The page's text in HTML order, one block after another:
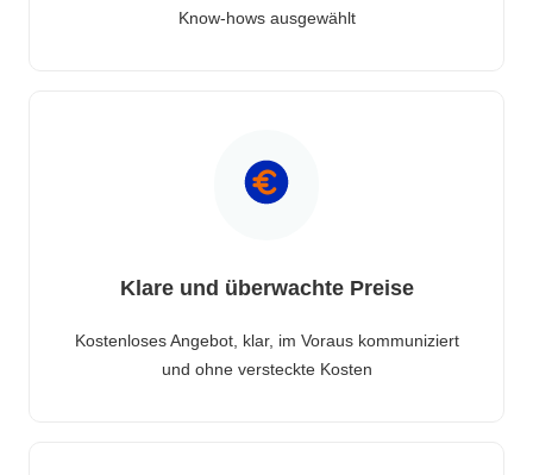
Know-hows ausgewählt
Klare und überwachte Preise
Kostenloses Angebot, klar, im Voraus kommuniziert
und ohne versteckte Kosten